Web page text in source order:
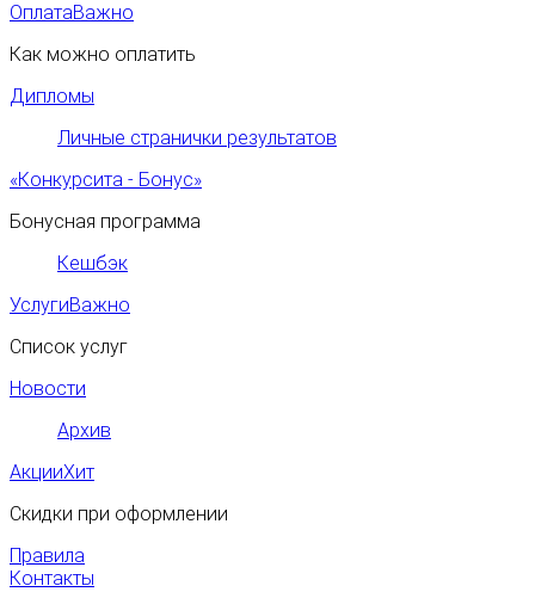
ОплатаВажно
Как можно оплатить
Дипломы
Личные странички результатов
«Конкурсита - Бонус»
Бонусная программа
Кешбэк
УслугиВажно
Список услуг
Новости
Архив
АкцииХит
Скидки при оформлении
Правила
Контакты